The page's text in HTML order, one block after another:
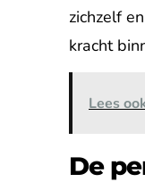
zichzelf
kracht
Lees
De